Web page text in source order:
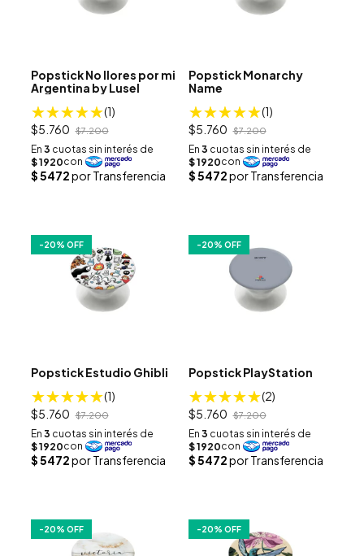
Popstick No llores por mi
Argentina by Lusel
(1)
$5.760 $7.200
Popstick Monarchy
Name
(1)
$5.760 $7.200
-20% OFF
Popstick Estudio Ghibli
(1)
$5.760 $7.200
-20% OFF
Popstick PlayStation
(2)
$5.760 $7.200
-20% OFF -20% OFF